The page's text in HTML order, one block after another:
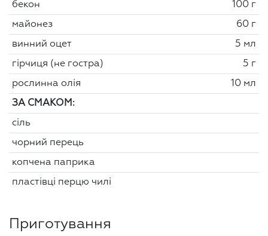
бекон 100 г
майонез 60 г
винний оцет 5 мл
гірчиця (не гостра) 5 г
рослинна олія 10 мл
ЗА СМАКОМ:
сіль
чорний перець
копчена паприка
пластівці перцю чилі
Приготування